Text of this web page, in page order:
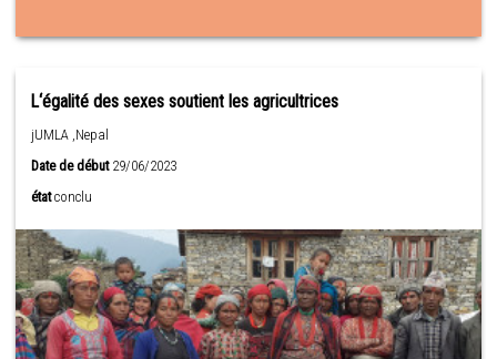
L‘égalité des sexes soutient les agricultrices
jUMLA ,Nepal
Date de début29/06/2023
état conclu